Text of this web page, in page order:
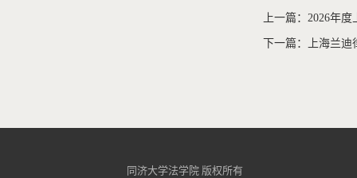
上一篇：2026年
下一篇：上海兰
同济大学法学院 版权所有